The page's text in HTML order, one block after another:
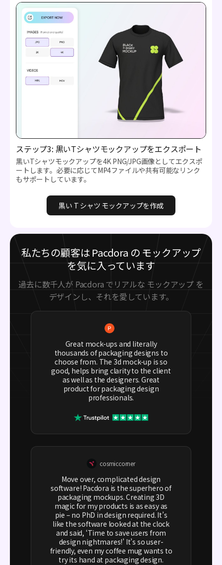
ステップ3: 黒いTシャツモックアップをエクスポート
黒いTシャツモックアップを4K PNG/JPG画像としてエクスポ
ートします。必要に応じてMP4ファイルや共有可能なリンク
もサポートしています。
黒い T シャツ モックアップを作成
私たちの顧客は Pacdora の モックアップ
を気に入っています
過去に数千人が Pacdora でリアルな モックアップ を
デザインし、それを愛しています。
Great mock-ups and literally
thousands of packaging designs to
choose from. The 3d mock-up is so
good, helps bring clarity to the client
as well as the designers. Great
product for packaging design
professionals.
cosmiccorner
Move over, complicated design
software! Pacdora is the superhero of
packaging mockups. Creating 3D
magic for my products is as easy as
pie – no PhD in design required. It’s
like the software looked at the clock
and said, ‘Time to save users from
design nightmares!’ It’s so user-
friendly, even my coffee mug wants to
try its hand at packaging design.